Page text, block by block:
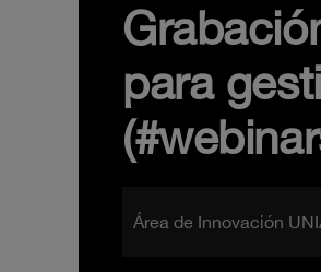
para
Área de Innovación